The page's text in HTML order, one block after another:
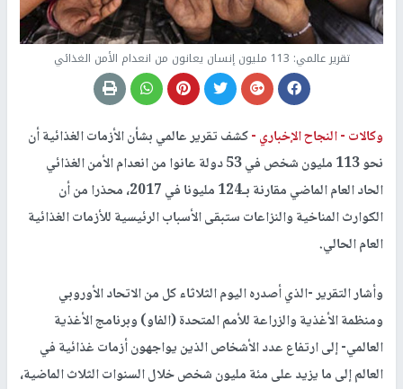
تقرير عالمي: 113 مليون إنسان يعانون من انعدام الأمن الغذائي
وكالات -النجاح الإخباري -كشف تقرير عالمي بشأن الأزمات الغذائية أن
نحو 113 مليون شخص في 53 دولة عانوا من انعدام الأمن الغذائي
الحاد العام الماضي مقارنة بـ124 مليونا في 2017، محذرا من أن
الكوارث المناخية والنزاعات ستبقى الأسباب الرئيسية للأزمات الغذائية
العام الحالي.
وأشار التقرير -الذي أصدره اليوم الثلاثاء كل من الاتحاد الأوروبي
ومنظمة الأغذية والزراعة للأمم المتحدة (الفاو) وبرنامج الأغذية
العالمي- إلى ارتفاع عدد الأشخاص الذين يواجهون أزمات غذائية في
العالم إلى ما يزيد على مئة مليون شخص خلال السنوات الثلاث الماضية،